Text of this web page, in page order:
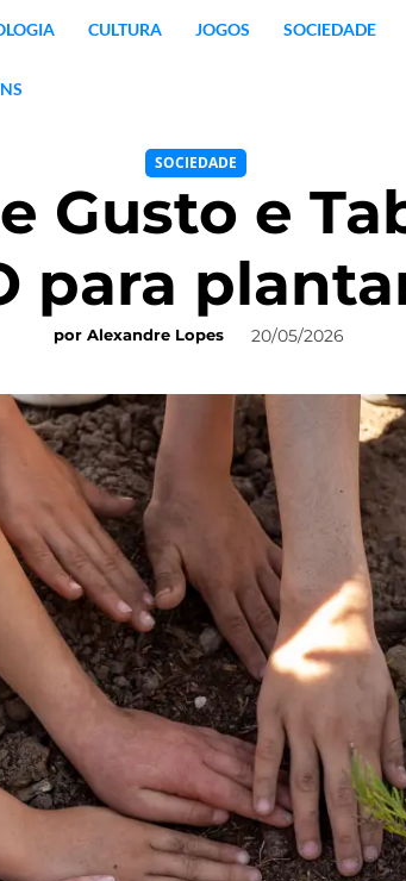
CULTURA JOGOS SOCIEDADE
SOCIEDADE
Gusto e
para
por Alexandre Lopes 20/05/2026